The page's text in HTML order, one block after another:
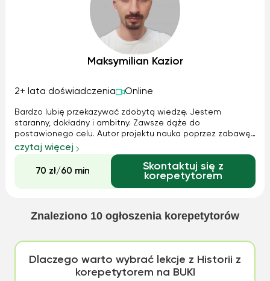
Maksymilian Kazior
2+ lata doświadczenia Online
Bardzo lubię przekazywać zdobytą wiedzę. Jestem
staranny, dokładny i ambitny. Zawsze dąże do
postawionego celu. Autor projektu nauka poprzez zabawę !
Kilkukrotnie miałem zaszczyt zostać laureatem w
konkursach z wszelakich dziedzin: historia, matematyka,
fizyka, geografia, wiedza o społeczeństwie, p...
czytaj więcej
70 zł/60 min
Skontaktuj się z
korepetytorem
Znaleziono 10 ogłoszenia korepetytorów
Dlaczego warto wybrać lekcje z Historii z
korepetytorem na BUKI